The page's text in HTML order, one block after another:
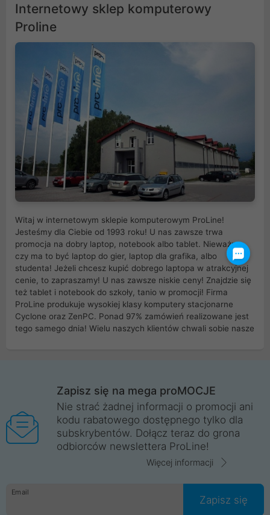
Internetowy sklep komputerowy
Proline
Witaj w internetowym sklepie komputerowym ProLine!
Jesteśmy dla Ciebie od 1993 roku! U nas zawsze trwa
promocja na dobry laptop, notebook albo tablet. Nieważne
czy ma to być laptop do gier, laptop dla grafika, albo
studenta! Jeżeli chcesz kupić dobrego laptopa w atrakcyjnej
cenie, to zapraszamy! U nas zawsze niskie ceny! Znajdzie się
też tablet i notebook do szkoły, tanio w promocji! Firma
ProLine produkuje wysokiej klasy komputery stacjonarne
Cyclone oraz ZenPC. Ponad 97% zamówień realizowane jest
tego samego dnia! Wielu naszych klientów chwali sobie nasze
Wrocław, Poznań, Legnica, Katowice, Gliwice, Kalisz, Bytom,
Trzebnica, Opole. Szybka i profesjonalna obsługa!
ProLine to polska firma ze 100% polskim kapitałem. Działamy
legalnie i płacimy podatki w naszym kraju! Posiadamy siedzibę
główną w Mirkowie oraz salony na terenie kraju. Cała
komunikacja ze sklepem komputerowym ProLine jest
danych osobowych. Dlatego zakup notebooka albo laptopa w
ProLine to czysta przyjemność i pełne bezpieczeństwo.
Zaopatrzysz się u nas w akcesoria i części komputerowe
Zapisz się na mega proMOCJE
Nie strać żadnej informacji o promocji ani
kodu rabatowego dostępnego tylko dla
subskrybentów. Dołącz teraz do grona
odbiorców newslettera ProLine!
Więcej informacji
Email
Zapisz się